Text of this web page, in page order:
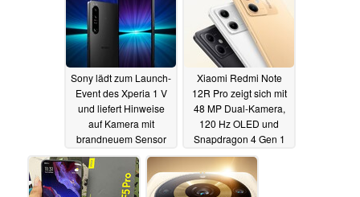
Sony lädt zum Launch-
Event des Xperia 1 V
und liefert Hinweise
auf Kamera mit
brandneuem Sensor
27.04.2023
Xiaomi Redmi Note
12R Pro zeigt sich mit
48 MP Dual-Kamera,
120 Hz OLED und
Snapdragon 4 Gen 1
27.04.2023